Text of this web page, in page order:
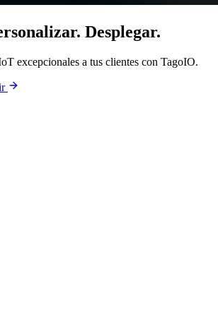
Desplegar.
excepcionales a tus clientes con TagoIO.